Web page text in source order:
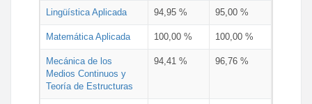
Lingüística Aplicada 94,95 % 95,00 %
Matemática Aplicada 100,00 % 100,00 %
Mecánica de los
Medios Continuos y
Teoría de Estructuras
94,41 % 96,76 %